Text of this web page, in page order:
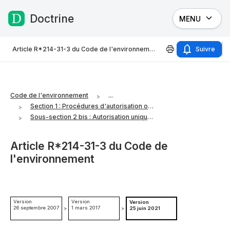
Passer au contenu
Doctrine MENU
Article R*214-31-3 du Code de l'environnement Suivre
Code de l'environnement
...
Section 1 : Procédures d'autorisation ou de déclaration
Sous-section 2 bis : Autorisation unique de prélèvement délivrée à un organisme unique de gestion collective
Article R*214-31-3 du Code de
l'environnement
Version
26 septembre 2007
>
Version
1 mars 2017
>
Version
25 juin 2021